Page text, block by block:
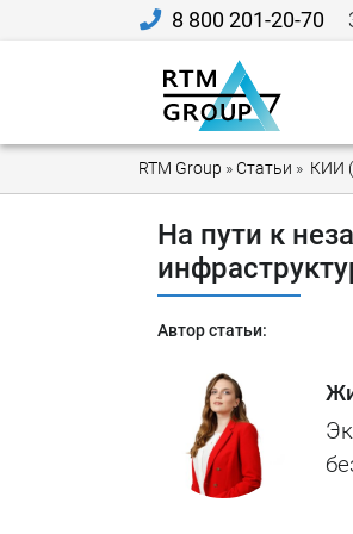
8 800 201-20-70
RTM Group »Статьи » КИИ
На пути к
Автор статьи: